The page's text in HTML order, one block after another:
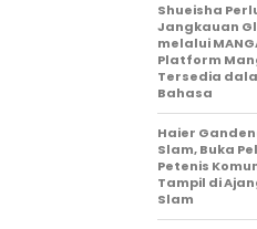
Shueisha
Jangkauan
melalui
Platform
Tersedia
Bahasa
Haier
Slam, Buka
Petenis
Tampil di
Slam